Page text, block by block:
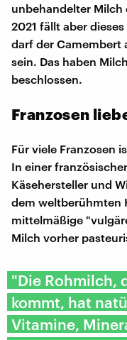
unbehandelter
2021 fällt aber
darf der Camembert
sein. Das haben
beschlossen.
Franzosen
Für viele Franzosen
In einer
Käsehersteller und
dem weltberühmten
mittelmäßige
Milch vorher
"Die Rohmilch,
kommt, hat
Vitamine,